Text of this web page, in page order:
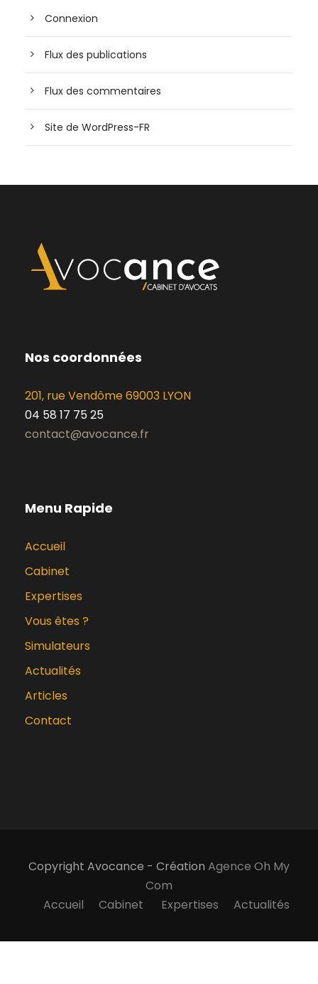
Connexion
Flux des publications
Flux des commentaires
Site de WordPress-FR
Nos coordonnées
201, rue Vendôme 69003 LYON
04 58 17 75 25
contact@avocance.fr
Menu Rapide
Accueil
Cabinet
Expertises
Vous êtes ?
Simulateurs
Actualités
Articles
Contact
Copyright Avocance - Création Agence Oh My
Com
Accueil
Cabinet Expertises Actualités